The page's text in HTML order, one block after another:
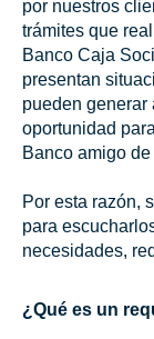
por nuestros
trámites que
Banco Caja
presentan
pueden generar
oportunidad
Banco amigo
Por esta razón,
para
necesidades,
¿Qué es un